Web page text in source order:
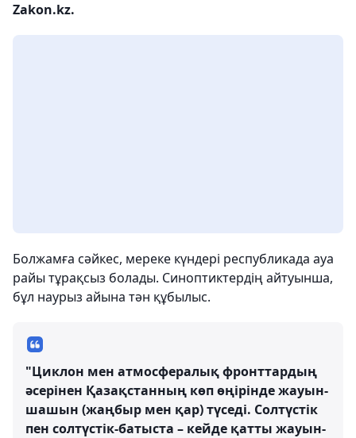
Zakon.kz.
Болжамға сәйкес, мереке күндері республикада ауа
райы тұрақсыз болады. Синоптиктердің айтуынша,
бұл наурыз айына тән құбылыс.
"Циклон мен атмосфералық фронттардың
әсерінен Қазақстанның көп өңірінде жауын-
шашын (жаңбыр мен қар) түседі. Солтүстік
пен солтүстік-батыста – кейде қатты жауын-